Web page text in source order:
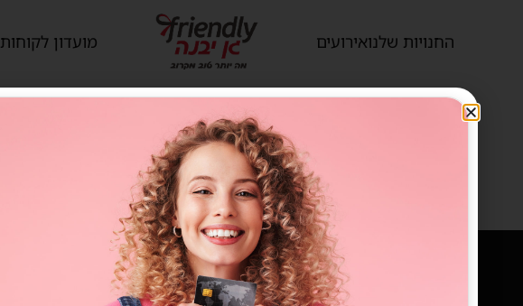
החנויות שלנואירועים מועדון לקוחות
שירותי הקניון